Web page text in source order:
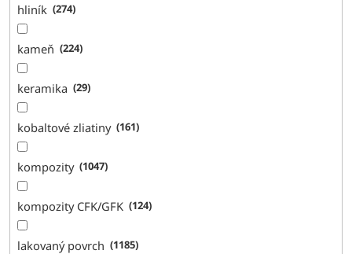
hliník 274
kameň 224
keramika 29
kobaltové zliatiny 161
kompozity 1047
kompozity CFK/GFK 124
lakovaný povrch 1185